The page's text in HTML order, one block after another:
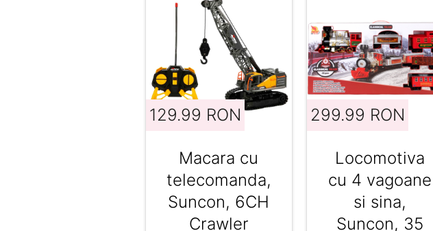
129.99 RON
Macara cu
telecomanda,
Suncon, 6CH
Crawler
299.99 RON
Locomotiva
cu 4 vagoane
si sina,
Suncon, 35